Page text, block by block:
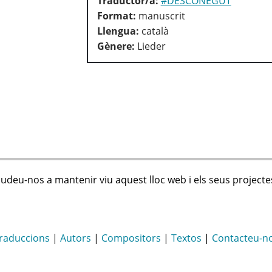
Format: manuscrit
Llengua: català
Gènere: Lieder
nos a mantenir viu aquest lloc web i els seus
| Autors | Compositors | Textos | Contacteu-